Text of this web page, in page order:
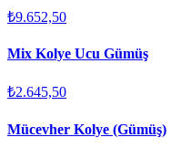
₺9.652,50
Mix Kolye Ucu Gümüş
₺2.645,50
Mücevher Kolye (Gümüş)